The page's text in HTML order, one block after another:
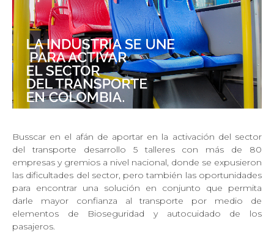
Busscar en el afán de aportar en la activación del sector
del transporte desarrollo 5 talleres con más de 80
empresas y gremios a nivel nacional, donde se expusieron
las dificultades del sector, pero también las oportunidades
para encontrar una solución en conjunto que permita
darle mayor confianza al transporte por medio de
elementos de Bioseguridad y autocuidado de los
pasajeros.